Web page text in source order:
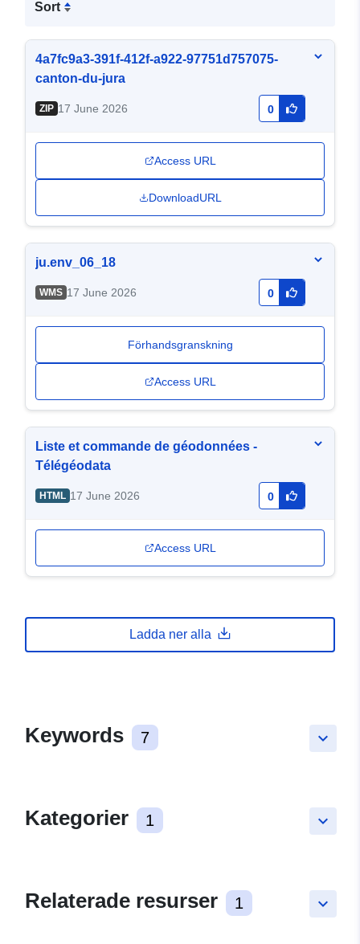
Sort
4a7fc9a3-391f-412f-a922-97751d757075-
canton-du-jura
ZIP 17 June 2026 0
Access URL
DownloadURL
ju.env_06_18
WMS 17 June 2026 0
Förhandsgranskning
Access URL
Liste et commande de géodonnées -
Télégéodata
HTML 17 June 2026 0
Access URL
Ladda ner alla
keyboard_arrow_down
Keywords 7
keyboard_arrow_down
Kategorier 1
keyboard_arrow_down
Relaterade resurser 1